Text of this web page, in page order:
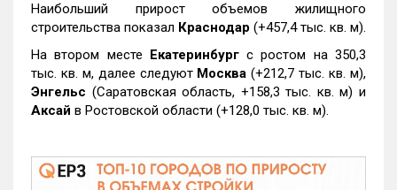
Наибольший прирост объемов жилищного
строительства показал Краснодар (+457,4 тыс. кв. м).
На втором месте Екатеринбургс ростом на 350,3
тыс. кв. м, далее следуют Москва (+212,7 тыс. кв. м),
Энгельс (Саратовская область, +158,3 тыс. кв. м) и
Аксай в Ростовской области (+128,0 тыс. кв. м).